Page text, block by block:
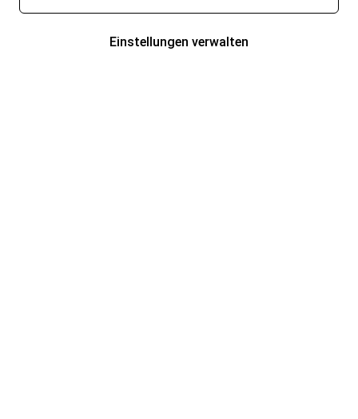
Einstellungen verwalten